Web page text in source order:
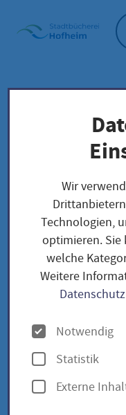
Startseite"
Stadtbücherei
Unser Saatgut:
Samengewinnung
Unser
Wir
Technologien,
optimieren. Sie
welche
Weitere
O
p
t
i
Notwendig
Statistik
Externe